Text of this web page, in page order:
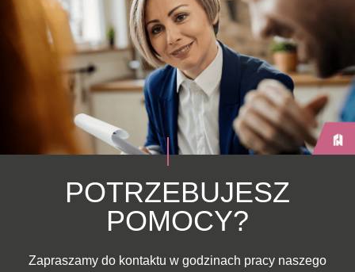
POTRZEBUJESZ
POMOCY?
Zapraszamy do kontaktu w godzinach pracy naszego